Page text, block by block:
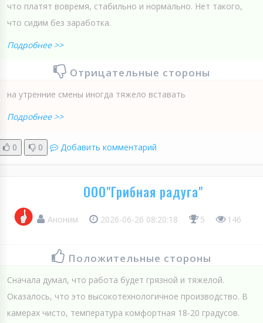
что платят вовремя, стабильно и нормально. Нет такого,
что сидим без заработка.
Подробнее >>
Отрицательные стороны
на утренние смены иногда тяжело вставать
Подробнее >>
0 0 Добавить комментарий
ООО"Грибная радуга"
Аноним 2026-06-26 08:20:18 5 146
Положительные стороны
Сначала думал, что работа будет грязной и тяжелой.
Оказалось, что это высокотехнологичное производство. В
камерах чисто, температура комфортная 18-20 градусов.